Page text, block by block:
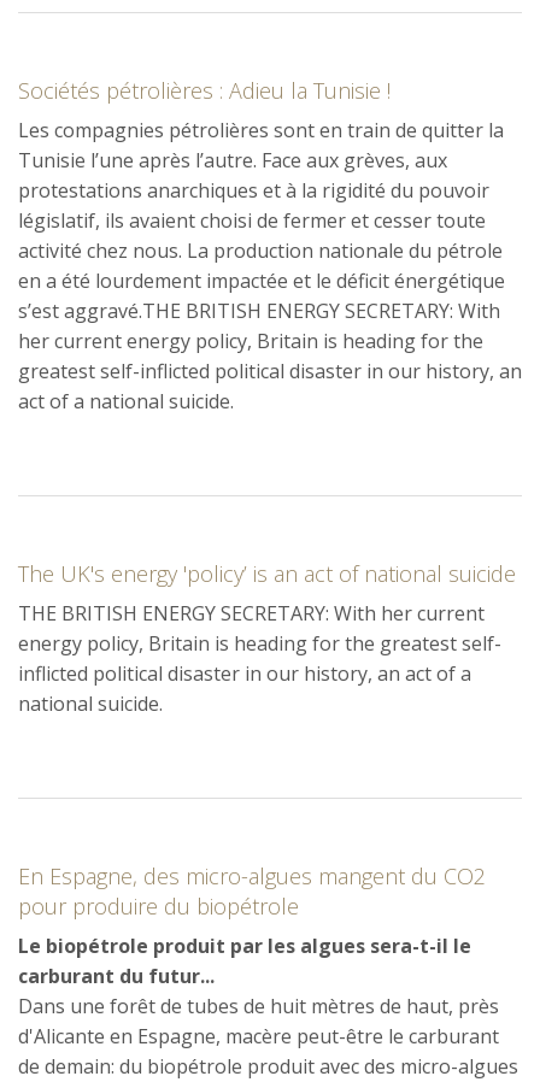
Sociétés pétrolières : Adieu la Tunisie !
Les compagnies pétrolières sont en train de quitter la
Tunisie l’une après l’autre. Face aux grèves, aux
protestations anarchiques et à la rigidité du pouvoir
législatif, ils avaient choisi de fermer et cesser toute
activité chez nous. La production nationale du pétrole
en a été lourdement impactée et le déficit énergétique
s’est aggravé.THE BRITISH ENERGY SECRETARY: With
her current energy policy, Britain is heading for the
greatest self-inflicted political disaster in our history, an
act of a national suicide.
The UK's energy 'policy’ is an act of national suicide
THE BRITISH ENERGY SECRETARY: With her current
energy policy, Britain is heading for the greatest self-
inflicted political disaster in our history, an act of a
national suicide.
En Espagne, des micro-algues mangent du CO2
pour produire du biopétrole
Le biopétrole produit par les algues sera-t-il le
carburant du futur...
Dans une forêt de tubes de huit mètres de haut, près
d'Alicante en Espagne, macère peut-être le carburant
de demain: du biopétrole produit avec des micro-algues